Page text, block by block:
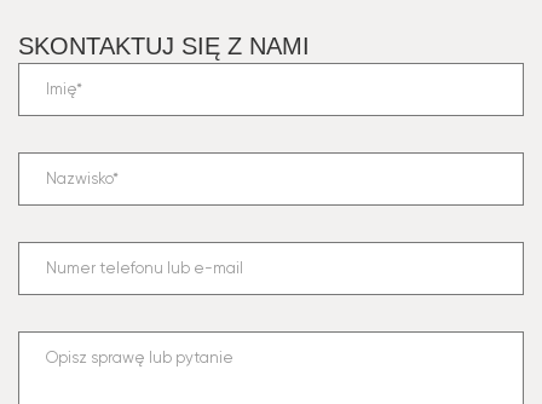
SKONTAKTUJ SIĘ Z NAMI